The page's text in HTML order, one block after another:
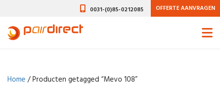
0031-(0)85-0212085 OFFERTE AANVRAGEN
Home / Producten getagged “Mevo 108”